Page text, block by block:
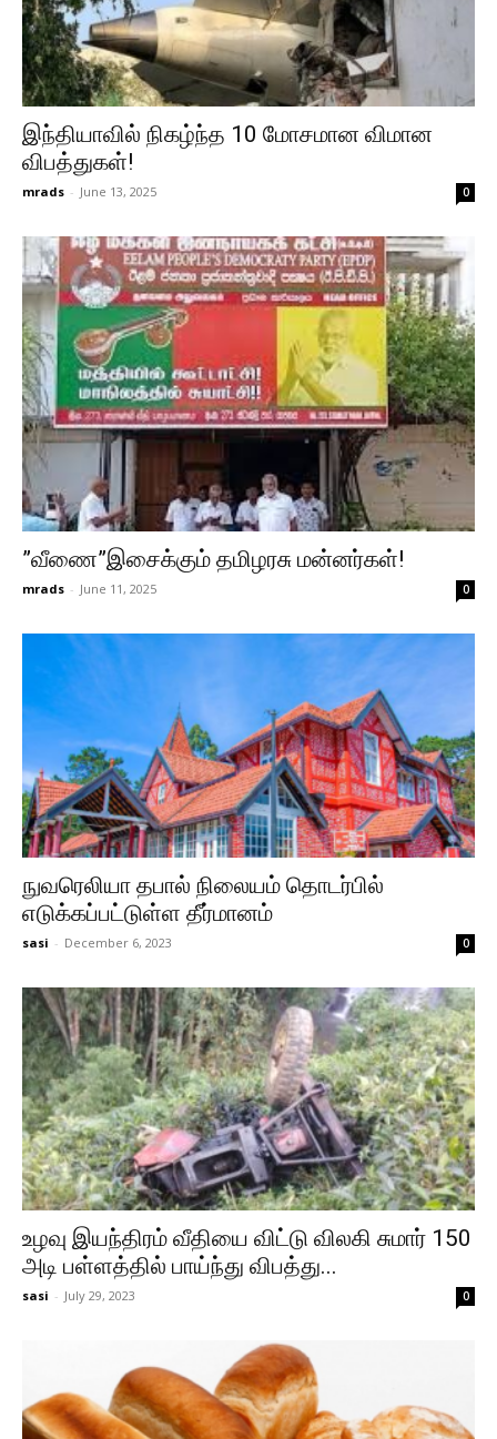
இந்தியாவில் நிகழ்ந்த 10 மோசமான விமான
விபத்துகள்!
mrads - June 13, 2025 0
”வீணை”இசைக்கும் தமிழரசு மன்னர்கள்!
mrads - June 11, 2025 0
நுவரெலியா தபால் நிலையம் தொடர்பில்
எடுக்கப்பட்டுள்ள தீர்மானம்
sasi - December 6, 2023 0
உழவு இயந்திரம் வீதியை விட்டு விலகி சுமார் 150
அடி பள்ளத்தில் பாய்ந்து விபத்து...
sasi - July 29, 2023 0